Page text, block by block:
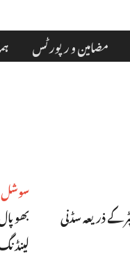
مضامین و رپورٹس
کے ذریعہ سڈنی
سوشل